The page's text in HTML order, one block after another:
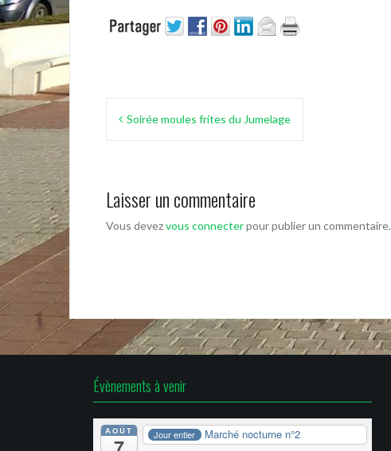
Navigation
Soirée moules frites du Jumelage
Laisser un commentaire
Vous devezvous connecterpour publier un commentaire.
Évènements à venir
AOÛT Jour entier Marché nocturne n°2